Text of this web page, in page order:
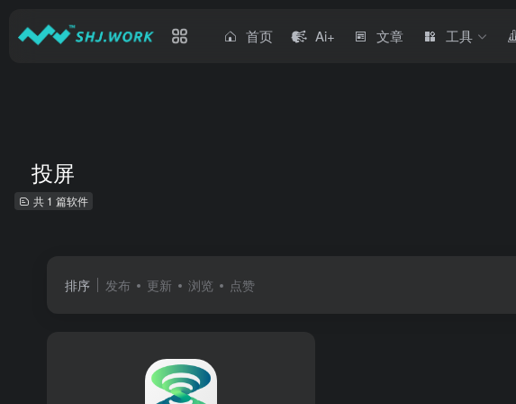
首页 Ai+ 文章 工具
投屏
共 1 篇软件
排序 发布 更新 浏览 点赞